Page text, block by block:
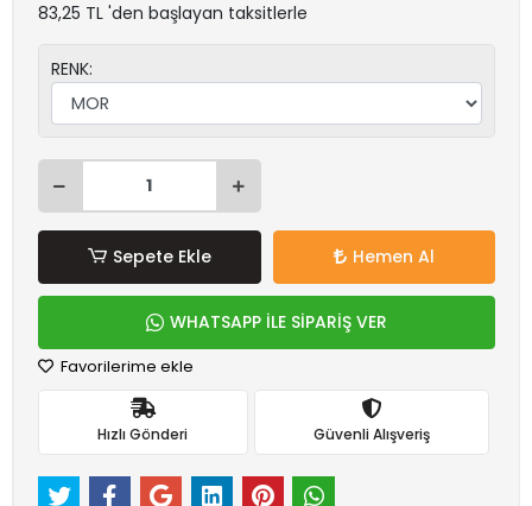
83,25 TL 'den başlayan taksitlerle
RENK:
Sepete Ekle Hemen Al
WHATSAPP İLE SİPARİŞ VER
Favorilerime ekle
Hızlı Gönderi Güvenli Alışveriş